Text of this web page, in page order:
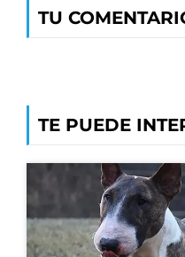
TU
TE PUEDE